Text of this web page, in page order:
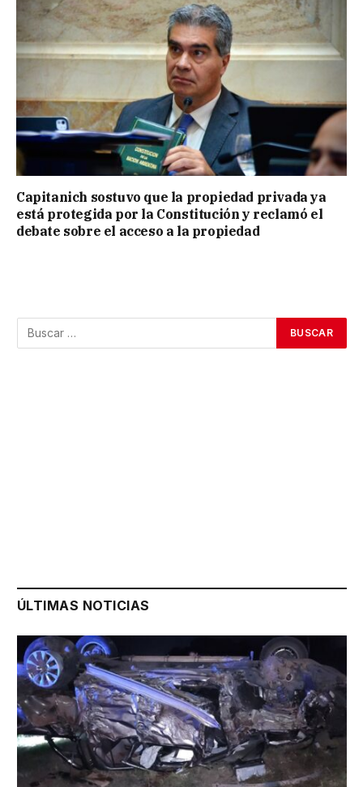
Capitanich sostuvo que la propiedad privada ya
está protegida por la Constitución y reclamó el
debate sobre el acceso a la propiedad
ÚLTIMAS NOTICIAS